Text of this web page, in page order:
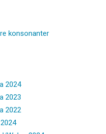
konsonanter
2024
2023
2022